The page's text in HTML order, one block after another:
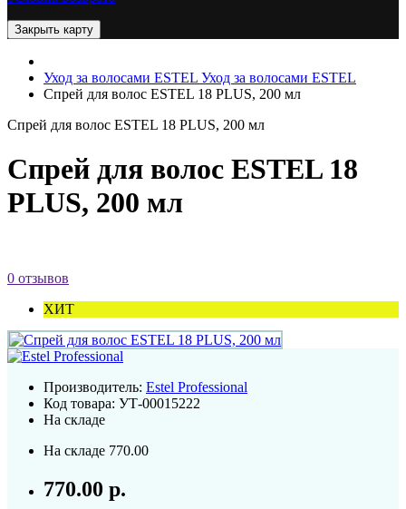
Уход за волосами ESTEL Уход за волосами ESTEL
Спрей для волос ESTEL 18 PLUS, 200 мл
Спрей для волос ESTEL 18 PLUS, 200 мл
Спрей для волос ESTEL 18
PLUS, 200 мл
0 отзывов
ХИТ
Производитель: Estel Professional
Код товара: УТ-00015222
На складе
На складе 770.00
770.00 р.